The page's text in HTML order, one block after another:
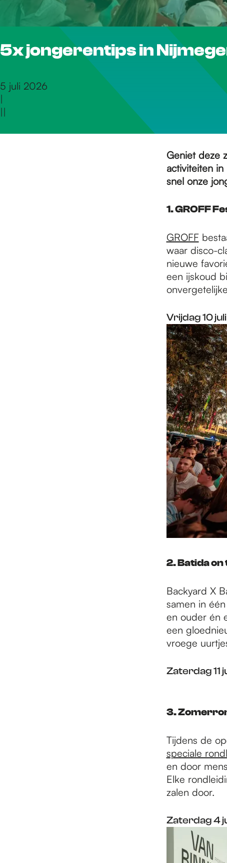
5x jongerentips in
5 juli 2026
|
||
Geniet deze
activiteiten
snel onze
1.GROFF
GROFF
waar disco-
nieuwe
een ijskoud
Vrijdag 10
2. Batida on
Backyard X
samen in
en ouder én
een
vroege
Zaterdag 11
3.
Tijdens de
speciale
en door
Elke
zalen door.
Zaterdag 4